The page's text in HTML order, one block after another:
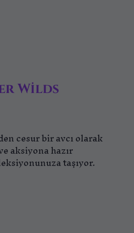
Wilds
cesur bir avcı olarak
aksiyona hazır
taşıyor.